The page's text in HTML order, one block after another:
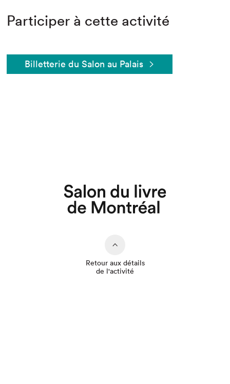
Participer à cette activité
Billetterie du Salon au Palais
Retour aux détails
de l'activité